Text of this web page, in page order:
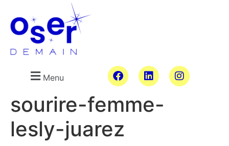
Menu
sourire-femme-
lesly-juarez